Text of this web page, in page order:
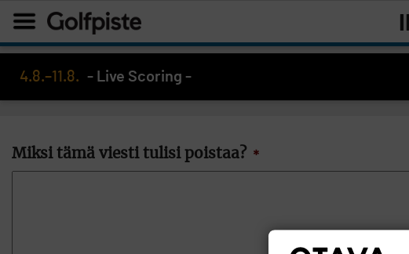
4.8.–11.8. - Live Scoring -
Miksi tämä viesti tulisi poistaa? *